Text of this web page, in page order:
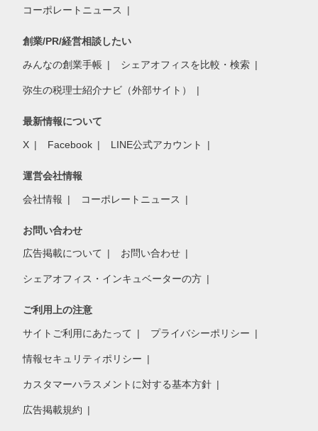
コーポレートニュース
創業/PR/経営相談したい
みんなの創業手帳 シェアオフィスを比較・検索
弥生の税理士紹介ナビ（外部サイト）
最新情報について
X Facebook LINE公式アカウント
運営会社情報
会社情報 コーポレートニュース
お問い合わせ
広告掲載について お問い合わせ
シェアオフィス・インキュベーターの方
ご利用上の注意
サイトご利用にあたって プライバシーポリシー
情報セキュリティポリシー
カスタマーハラスメントに対する基本方針
広告掲載規約